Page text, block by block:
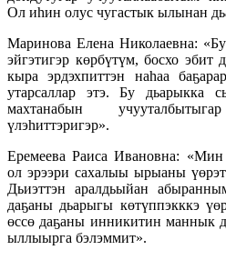
Ол иһин олус чугастык ылынан
Маринова Елена Николаевна:
эйгэтигэр көрбүтүм, босхо
кыра эрдэхпиттэн наһаа
утарсаллар этэ. Бу дьарыкка
махтанабын
үлэһиттэригэр».
Еремеева Раиса Ивановна:
ол эрээри сахалыы ырыаны
Дьиэттэн аралдьыйан
даҕаны дьарыгы көтүппэкккэ
өссө даҕаны инникитин маннык
ыллыырга бэлэммит».